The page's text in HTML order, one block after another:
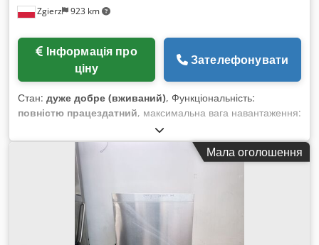
Zgierz 923 km
ціну
Зателефонувати
Стан: дуже добре (вживаний), Функціональність:
повністю працездатний, максимальна вага навантаження:
17 000 мм
2022, мотогодини:1 522 h, Це екземпляр у дуже хорошому
стані – обслуговувався нашими операторами. Купуючи у
єдиного дистриб’ютора, ви отримуєте гарантію якості
придбаної машини, запасних частин та сервісного
обслуговування. Можливість організувати демонстрацію або
оренду. Основна інформація про обладнання: Модель
M250 наразі є найпопулярнішим міні-краном у Польщі для
Мала оголошення